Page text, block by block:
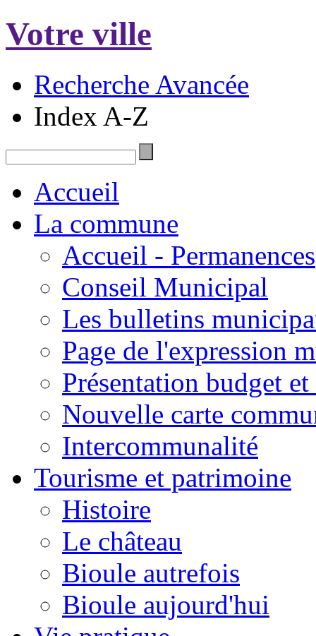
Votre ville
Recherche Avancée
Index A-Z
Accueil
La commune
Accueil - Permanences
Conseil Municipal
Les bulletins
Page de l'expression
Présentation budget
Nouvelle carte
Intercommunalité
Tourisme et patrimoine
Histoire
Le château
Bioule autrefois
Bioule aujourd'hui